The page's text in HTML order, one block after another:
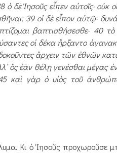
Ἰησοῦς εἶπεν αὐτοῖς· οὐκ
39 οἱ δὲ εἶπον αὐτῷ·
βαπτισθήσεσθε· 40
οἱ δέκα ἤρξαντο
ἄρχειν τῶν ἐθνῶν
ὃς ἐὰν θέλῃ γενέσθαι μέγας
καὶ γὰρ ὁ υἱὸς τοῦ
Κι ὁ Ἰησοῦς προχωροῦσε